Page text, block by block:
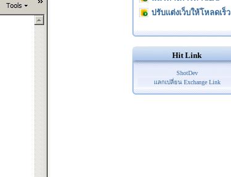
ปรับแต่งเว็บให้โหลดเร็ว
Hit Link
ShotDev
แลกเปลี่ยน Exchange Link